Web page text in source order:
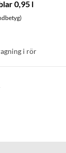
0,95 l
i rör